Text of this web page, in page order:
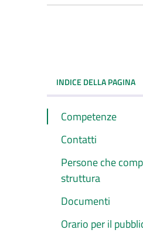
INDICE DELLA PAGINA
Competenze
Contatti
Persone che
struttura
Documenti
Orario per il